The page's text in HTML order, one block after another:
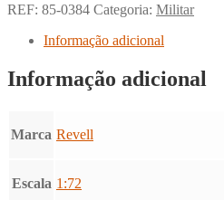
REF: 85-0384 Categoria: Militar
Informação adicional
Informação adicional
Marca Revell
Escala 1:72